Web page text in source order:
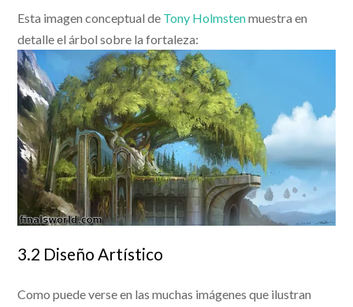
Esta imagen conceptual de Tony Holmstenmuestra en
detalle el árbol sobre la fortaleza:
3.2 Diseño Artístico
Como puede verse en las muchas imágenes que ilustran